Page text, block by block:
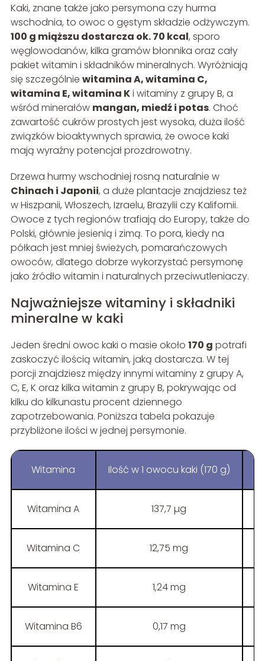
Kaki, znane także jako persymona czy hurma
wschodnia, to owoc o gęstym składzie odżywczym.
100 g miąższu dostarcza ok. 70 kcal, sporo
węglowodanów, kilka gramów błonnika oraz cały
pakiet witamin i składników mineralnych. Wyróżniają
się szczególnie witamina A, witamina C,
witamina E, witamina Ki witaminy z grupy B, a
wśród minerałów mangan, miedź i potas. Choć
zawartość cukrów prostych jest wysoka, duża ilość
związków bioaktywnych sprawia, że owoce kaki
mają wyraźny potencjał prozdrowotny.
Drzewa hurmy wschodniej rosną naturalnie w
Chinach i Japonii, a duże plantacje znajdziesz też
w Hiszpanii, Włoszech, Izraelu, Brazylii czy Kalifornii.
Owoce z tych regionów trafiają do Europy, także do
Polski, głównie jesienią i zimą. To pora, kiedy na
półkach jest mniej świeżych, pomarańczowych
owoców, dlatego dobrze wykorzystać persymonę
jako źródło witamin i naturalnych przeciwutleniaczy.
Najważniejsze witaminy i składniki
mineralne w kaki
Jeden średni owoc kaki o masie około 170 g potrafi
zaskoczyć ilością witamin, jaką dostarcza. W tej
porcji znajdziesz między innymi witaminy z grupy A,
C, E, K oraz kilka witamin z grupy B, pokrywając od
kilku do kilkunastu procent dziennego
zapotrzebowania. Poniższa tabela pokazuje
przybliżone ilości w jednej persymonie.
Witamina Ilość w 1 owocu kaki (170 g)
Witamina A 137,7 µg
Witamina C 12,75 mg
Witamina E 1,24 mg
Witamina B6 0,17 mg